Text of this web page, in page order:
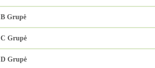
B Grupė
C Grupė
D Grupė